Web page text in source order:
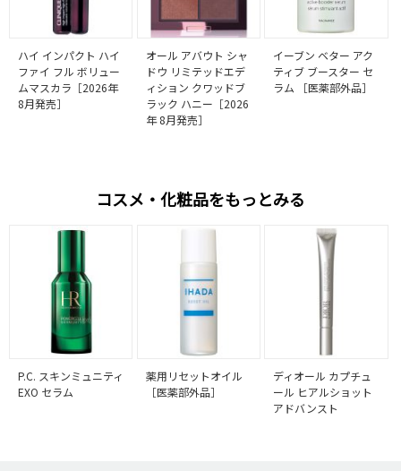
ハイ インパクト ハイ
ファイ フル ボリュー
ムマスカラ［2026年
8月発売］
オール アバウト シャ
ドウ リミテッドエデ
ィション クワッドブ
ラック ハニー［2026
年 8月発売］
イーブン ベター アク
ティブ ブースター セ
ラム ［医薬部外品］
コスメ・化粧品をもっとみる
P.C. スキンミュニティ
EXO セラム
薬用リセットオイル
［医薬部外品］
ディオール カプチュ
ール ヒアルショット
アドバンスト